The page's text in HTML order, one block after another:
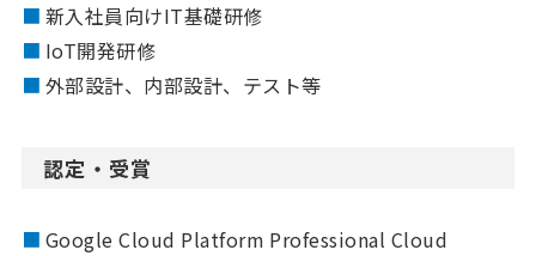
新入社員向けIT基礎研修
IoT開発研修
外部設計、内部設計、テスト等
認定・受賞
Google Cloud Platform Professional Cloud